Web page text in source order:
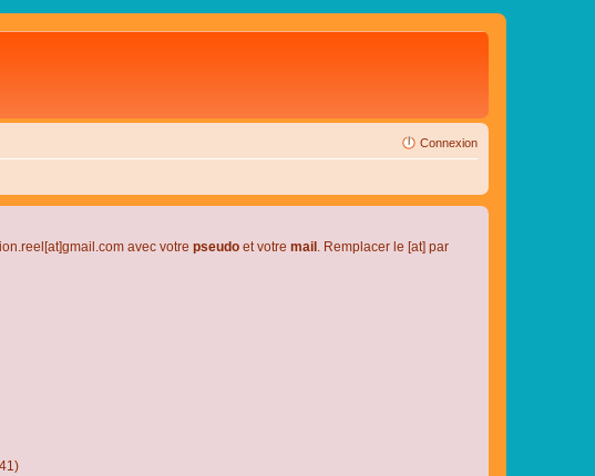
Connexion
avec votre pseudo et votre mail . Remplacer le [at] par